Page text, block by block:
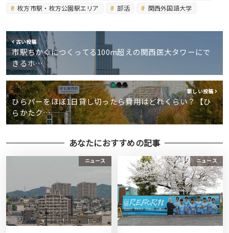
枚方市駅・枚方公園駅エリア
部活 関西外国語大学
古い投稿
市駅ちかくにつくってる100m超えの関西医大タワーにで
きるホ…
新しい投稿
ひらパーをほぼ1日貸し切ったら費用はどれくらい？【ひ
らかたク…
あなたにおすすめの記事
ニュース ニュース